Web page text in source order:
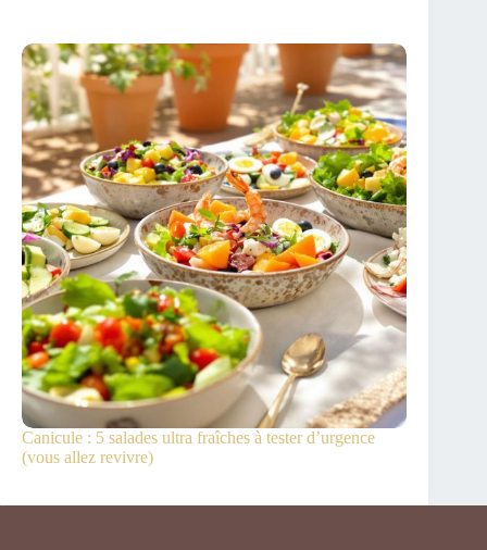
Canicule : 5 salades ultra fraîches à tester d’urgence
(vous allez revivre)